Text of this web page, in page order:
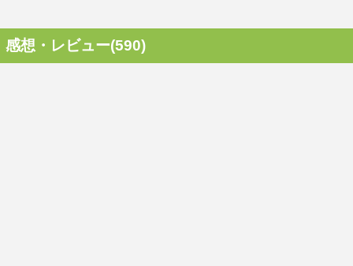
感想・レビュー(590)